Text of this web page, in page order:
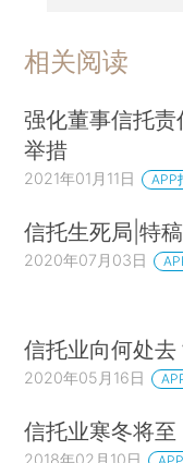
相关阅读
强化董事信托
举措
2021年01月11日 APP
信托生死局|特
2020年07月03日
信托业向何处去
2020年05月16日
信托业寒冬将至
2018年02月10日